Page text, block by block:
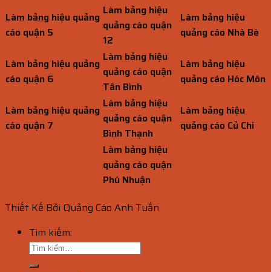
Làm bảng hiệu quảng
cáo quận 5
Làm bảng hiệu
quảng cáo quận
12
Làm bảng hiệu
quảng cáo Nhà Bè
Làm bảng hiệu quảng
cáo quận 6
Làm bảng hiệu
quảng cáo quận
Tân Bình
Làm bảng hiệu
quảng cáo Hóc Môn
Làm bảng hiệu quảng
cáo quận 7
Làm bảng hiệu
quảng cáo quận
Bình Thạnh
Làm bảng hiệu
quảng cáo Củ Chi
Làm bảng hiệu
quảng cáo quận
Phú Nhuận
Thiết Kế Bởi Quảng Cáo Anh Tuấn
Tìm kiếm: